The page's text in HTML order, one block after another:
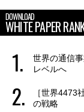
DOWNLOAD
WHITE PAPER
世界の通信
レベルへ
［世界4473
の戦略